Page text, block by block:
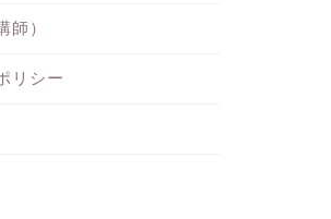
師）
リシー